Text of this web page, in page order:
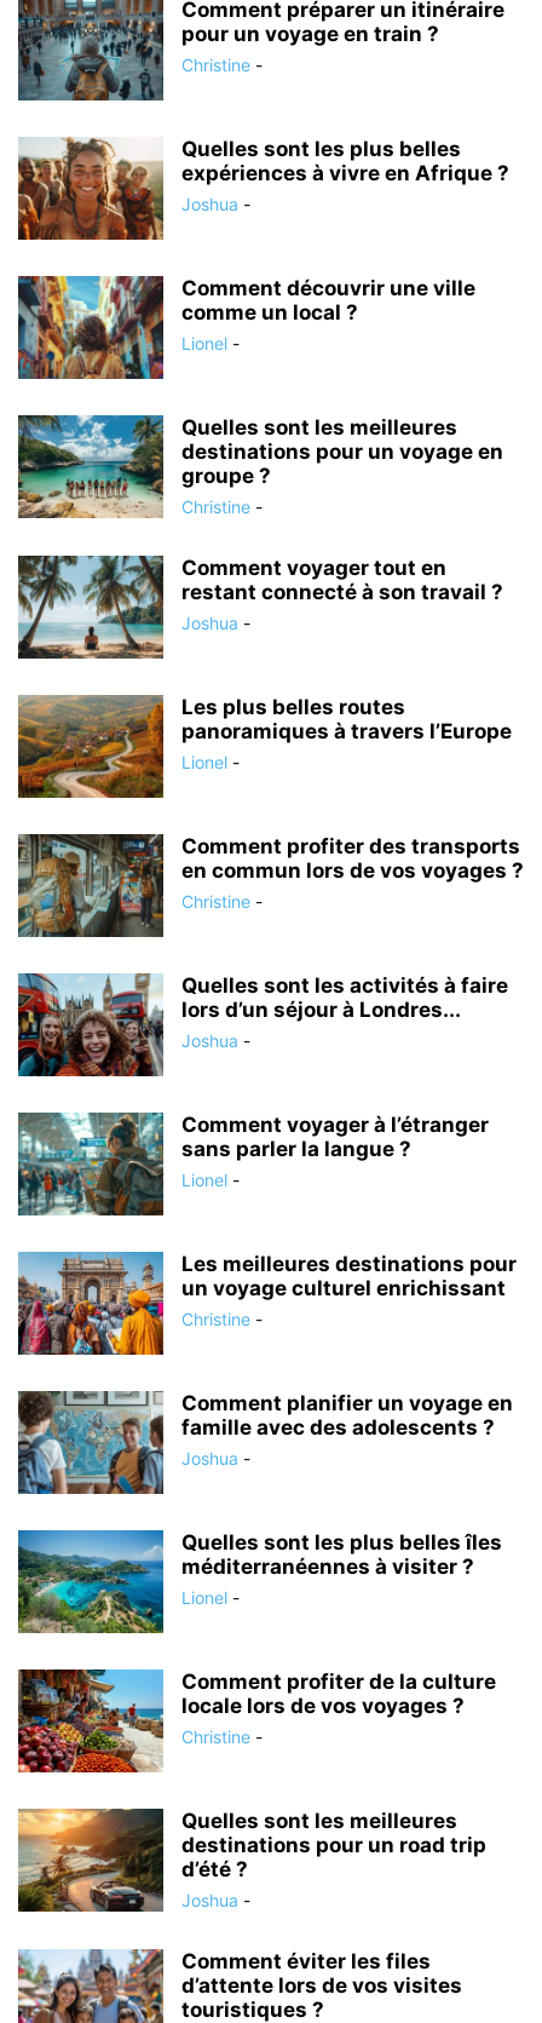
Comment préparer un itinéraire
pour un voyage en train ?
Christine -
Quelles sont les plus belles
expériences à vivre en Afrique ?
Joshua -
Comment découvrir une ville
comme un local ?
Lionel -
Quelles sont les meilleures
destinations pour un voyage en
groupe ?
Christine -
Comment voyager tout en
restant connecté à son travail ?
Joshua -
Les plus belles routes
panoramiques à travers l’Europe
Lionel -
Comment profiter des transports
en commun lors de vos voyages ?
Christine -
Quelles sont les activités à faire
lors d’un séjour à Londres...
Joshua -
Comment voyager à l’étranger
sans parler la langue ?
Lionel -
Les meilleures destinations pour
un voyage culturel enrichissant
Christine -
Comment planifier un voyage en
famille avec des adolescents ?
Joshua -
Quelles sont les plus belles îles
méditerranéennes à visiter ?
Lionel -
Comment profiter de la culture
locale lors de vos voyages ?
Christine -
Quelles sont les meilleures
destinations pour un road trip
d’été ?
Joshua -
Comment éviter les files
d’attente lors de vos visites
touristiques ?